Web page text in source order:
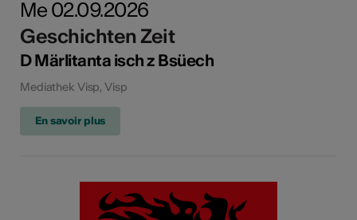
Me 02.09.2026
Geschichten Zeit
D Märlitanta isch z Bsüech
Mediathek Visp, Visp
En savoir plus